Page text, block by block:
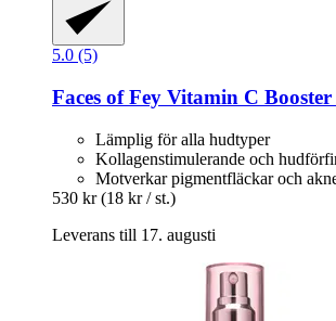
5.0 (5)
Faces of Fey Vitamin C
Lämplig för alla hudtyper
Kollagenstimulerande och
Motverkar pigmentfläckar och
530 kr (18 kr / st.)
Leverans till 17. augusti